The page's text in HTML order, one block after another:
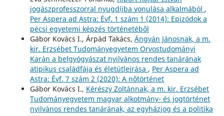
jogászprofesszorral nyugdíjba vonulása alkalmából ,
Per Aspera ad Astra: Évf. 1 szám 1 (2014): Epizódok a
pécsi egyetemi képzés történetéből
Gábor Kovács I., Árpád Takács, Ángyán Jánosnak, a m.
kir. Erzsébet Tudományegyetem Orvostudományi
Karán a belgyógyászat nyilvános rendes tanárának
atipikus családfája és életútleírása , Per Aspera ad
Astra: Évf. 7 szám 2 (2020): A nőtörténet
Gábor Kovács I., Kérészy Zoltánnak, a m. kir. Erzsébet
Tudományegyetem magyar alkotmány- és jogtörténet
nyilvános rendes tanárának, az egyházjog és a politika